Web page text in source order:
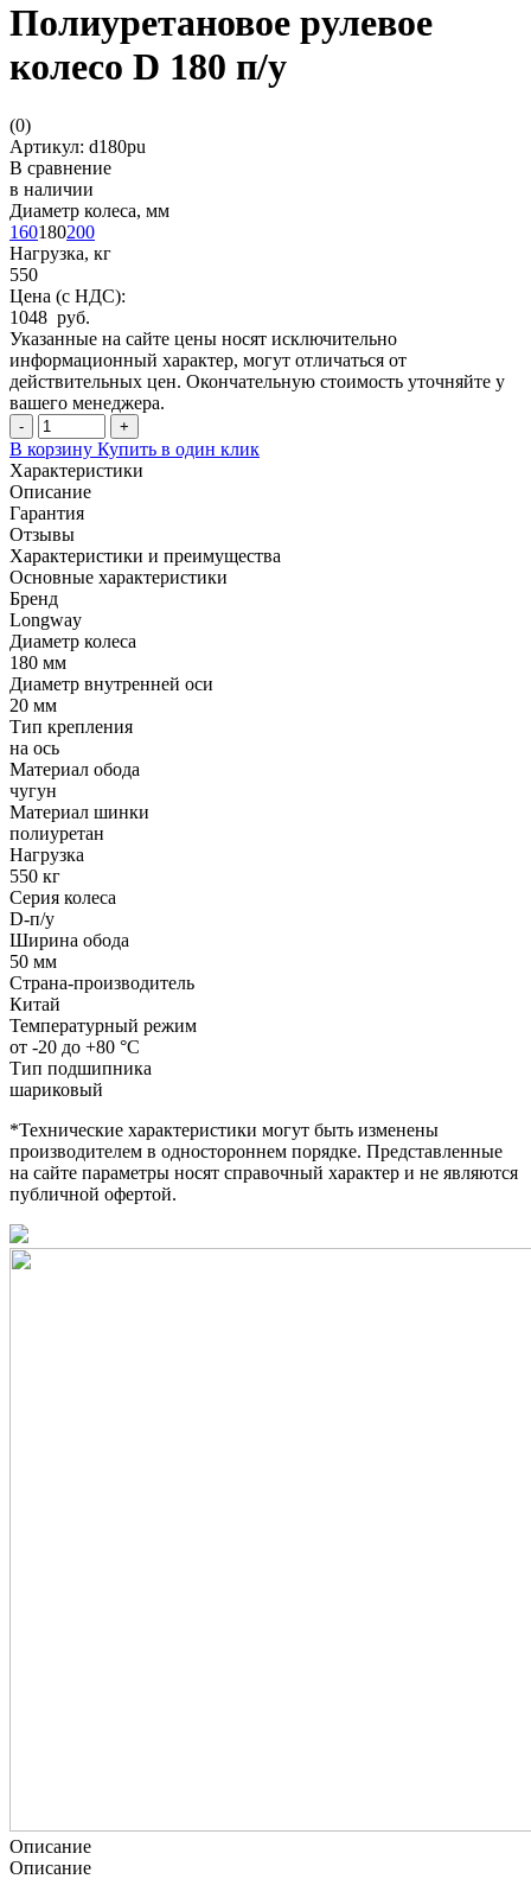
Полиуретановое рулевое
колесо D 180 п/у
(0)
Артикул: d180pu
В сравнение
в наличии
Диаметр колеса, мм
160180200
Нагрузка, кг
550
Цена (с НДС):
1048 руб.
Указанные на сайте цены носят исключительно
информационный характер, могут отличаться от
действительных цен. Окончательную стоимость уточняйте у
вашего менеджера.
- +
В корзину Купить в один клик
Характеристики
Описание
Гарантия
Отзывы
Характеристики и преимущества
Основные характеристики
Бренд
Longway
Диаметр колеса
180 мм
Диаметр внутренней оси
20 мм
Тип крепления
на ось
Материал обода
чугун
Материал шинки
полиуретан
Нагрузка
550 кг
Серия колеса
D-п/у
Ширина обода
50 мм
Страна-производитель
Китай
Температурный режим
от -20 до +80 °С
Тип подшипника
шариковый
*Технические характеристики могут быть изменены
производителем в одностороннем порядке. Представленные
на сайте параметры носят справочный характер и не являются
публичной офертой.
Описание
Описание